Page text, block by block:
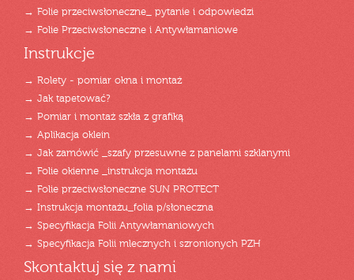
→ Folie przeciwsłoneczne_ pytanie i odpowiedzi
→ Folie Przeciwsłoneczne i Antywłamaniowe
Instrukcje
→ Rolety - pomiar okna i montaż
→ Jak tapetować?
→ Pomiar i montaż szkła z grafiką
→ Aplikacja oklein
→ Jak zamówić _szafy przesuwne z panelami szklanymi
→ Folie okienne _instrukcja montażu
→ Folie przeciwsłoneczne SUN PROTECT
→ Instrukcja montażu_folia p/słoneczna
→ Specyfikacja Folii Antywłamaniowych
→ Specyfikacja Folii mlecznych i szronionych PZH
Skontaktuj się z nami